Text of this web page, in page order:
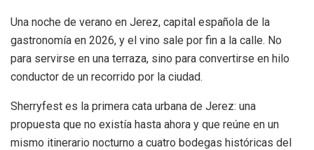
Una noche de verano en Jerez, capital española de la
gastronomía en 2026, y el vino sale por fin a la calle. No
para servirse en una terraza, sino para convertirse en hilo
conductor de un recorrido por la ciudad.
Sherryfest es la primera cata urbana de Jerez: una
propuesta que no existía hasta ahora y que reúne en un
mismo itinerario nocturno a cuatro bodegas históricas del